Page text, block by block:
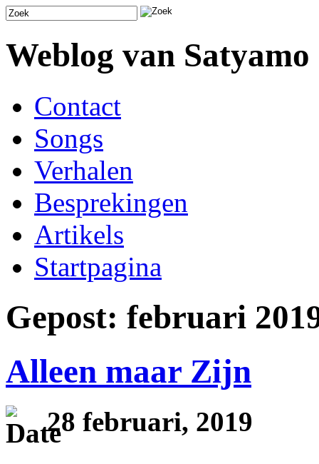
Weblog van Satyamo
Contact
Songs
Verhalen
Besprekingen
Artikels
Startpagina
Gepost: februari
Alleen maar Zijn
28 februari, 2019